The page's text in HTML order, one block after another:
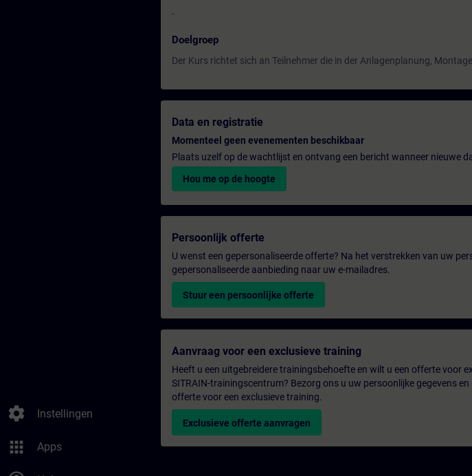
settings Instellingen
apps Apps
-
Doelgroep
Der Kurs richtet sich an Teilnehmer die in der Anlagenplanung,
Data en registratie
Momenteel geen evenementen beschikbaar
Plaats uzelf op de wachtlijst en ontvang een bericht wanneer nieuwe
Hou me op de hoogte
Persoonlijk offerte
U wenst een gepersonaliseerde offerte? Na het verstrekken van uw
gepersonaliseerde aanbieding naar uw e-mailadres.
Stuur een persoonlijke offerte
Aanvraag voor een exclusieve training
Heeft u een uitgebreidere trainingsbehoefte en wilt u een offerte voor
SITRAIN-trainingscentrum? Bezorg ons u uw persoonlijke gegevens
offerte voor een exclusieve training.
Exclusieve offerte aanvragen